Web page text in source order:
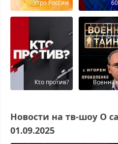
Утро России
Кτо против?
Новости на тв-шоу О
01.09.2025